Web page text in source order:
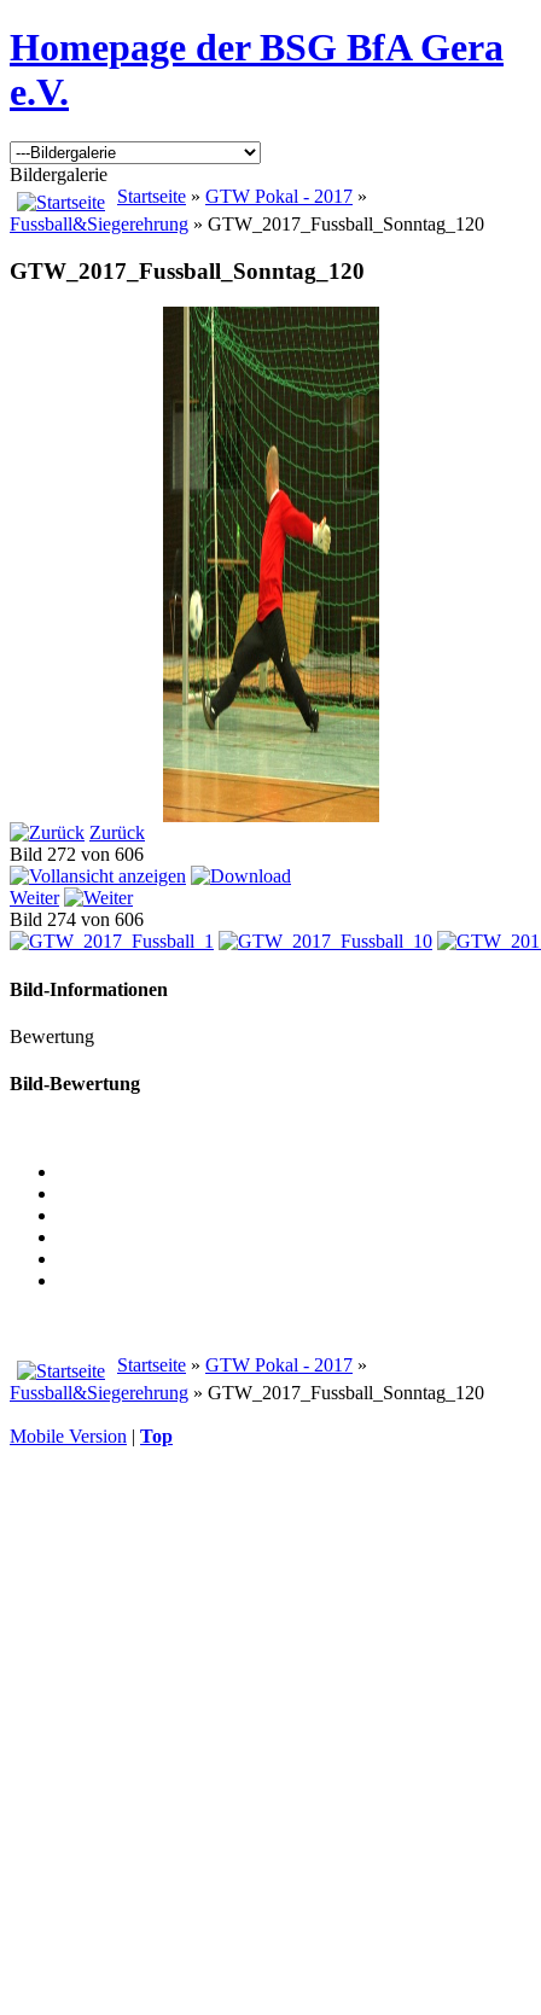
Homepage der BSG BfA Gera
e.V.
Bildergalerie
Startseite » GTW Pokal - 2017 »
Fussball&Siegerehrung » GTW_2017_Fussball_Sonntag_120
GTW_2017_Fussball_Sonntag_120
Zurück
Bild 272 von 606
Weiter
Bild 274 von 606
Bild-Informationen
Bewertung
Bild-Bewertung
Startseite » GTW Pokal - 2017 »
Fussball&Siegerehrung » GTW_2017_Fussball_Sonntag_120
Mobile Version | Top